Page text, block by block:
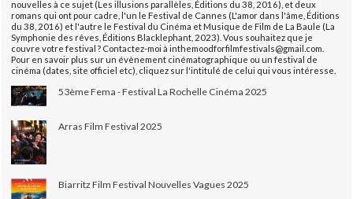
nouvelles à ce sujet (Les illusions parallèles, Éditions du 38, 2016), et deux
romans qui ont pour cadre, l'un le Festival de Cannes (L'amor dans l'âme, Éditions
du 38, 2016) et l'autre le Festival du Cinéma et Musique de Film de La Baule (La
Symphonie des rêves, Éditions Blacklephant, 2023). Vous souhaitez que je
couvre votre festival ? Contactez-moi à inthemoodforfilmfestivals@gmail.com.
Pour en savoir plus sur un évènement cinématographique ou un festival de
cinéma (dates, site officiel etc), cliquez sur l'intitulé de celui qui vous intéresse.
53ème Fema - Festival La Rochelle Cinéma 2025
Arras Film Festival 2025
Biarritz Film Festival Nouvelles Vagues 2025